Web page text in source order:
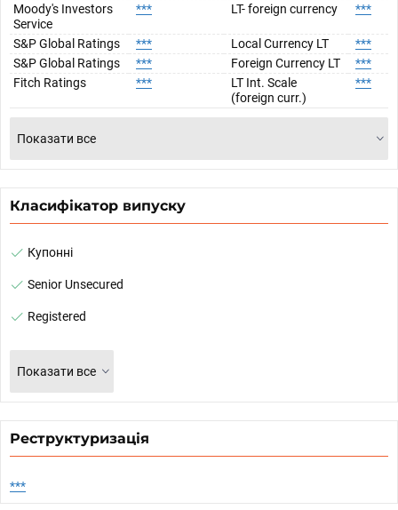
Moody's Investors
Service
*** LT- foreign currency ***
S&P Global Ratings *** Local Currency LT
***
S&P Global Ratings
*** Foreign Currency LT
***
Fitch Ratings
***
LT Int. Scale
(foreign curr.)
***
Показати все
Класифікатор випуску
Купонні
Senior Unsecured
Registered
Показати все
Реструктуризація
***